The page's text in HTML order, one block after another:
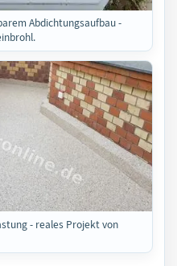
Abdichtungsaufbau -
- reales Projekt von